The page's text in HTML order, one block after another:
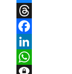
Bluesky
Threads
Facebook
LinkedIn
WhatsApp